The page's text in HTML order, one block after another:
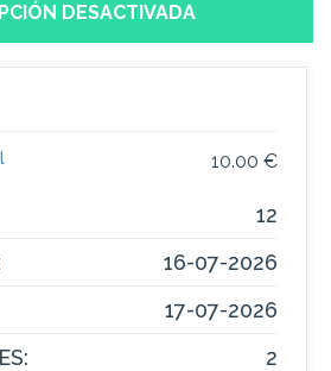
DESACTIVADA
10.00 €
12
16-07-2026
17-07-2026
2